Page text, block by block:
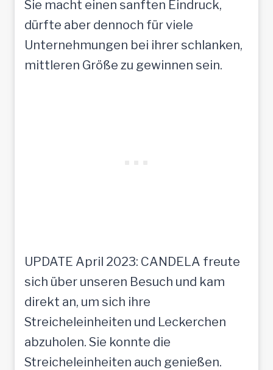
Sie macht einen sanften Eindruck,
dürfte aber dennoch für viele
Unternehmungen bei ihrer schlanken,
mittleren Größe zu gewinnen sein.
UPDATE April 2023: CANDELA freute
sich über unseren Besuch und kam
direkt an, um sich ihre
Streicheleinheiten und Leckerchen
abzuholen. Sie konnte die
Streicheleinheiten auch genießen.